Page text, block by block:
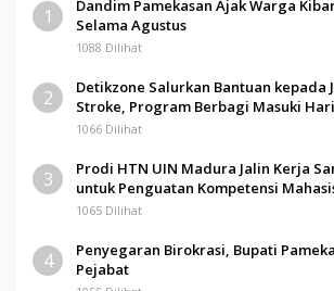
1
Dandim Pamekasan Ajak Warga
Selama Agustus
1088 Dilihat
2
Detikzone Salurkan Bantuan kepada
Stroke, Program Berbagi Masuki
1066 Dilihat
3
Prodi HTN UIN Madura Jalin Kerja
untuk Penguatan Kompetensi
1065 Dilihat
4
Penyegaran Birokrasi, Bupati
Pejabat